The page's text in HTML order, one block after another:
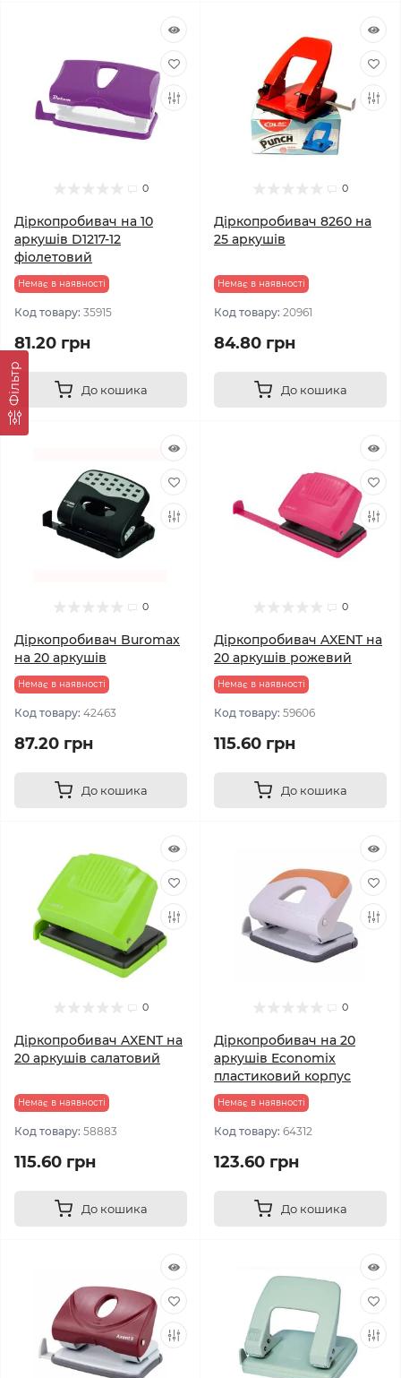
Фільтр
0
Діркопробивач на 10
аркушів D1217-12
фіолетовий
Немає в наявності
Код товару: 35915
81.20 грн
До кошика
0
Діркопробивач 8260 на
25 аркушів
Немає в наявності
Код товару: 20961
84.80 грн
До кошика
0
Діркопробивач Buromax
на 20 аркушів
Немає в наявності
Код товару: 42463
87.20 грн
До кошика
0
Дiркопробивач AXENT на
20 аркушів рожевий
Немає в наявності
Код товару: 59606
115.60 грн
До кошика
0
Дiркопробивач AXENT на
20 аркушів салатовий
Немає в наявності
Код товару: 58883
115.60 грн
До кошика
0
Дiркопробивач на 20
аркушів Economix
пластиковий корпус
Немає в наявності
Код товару: 64312
123.60 грн
До кошика